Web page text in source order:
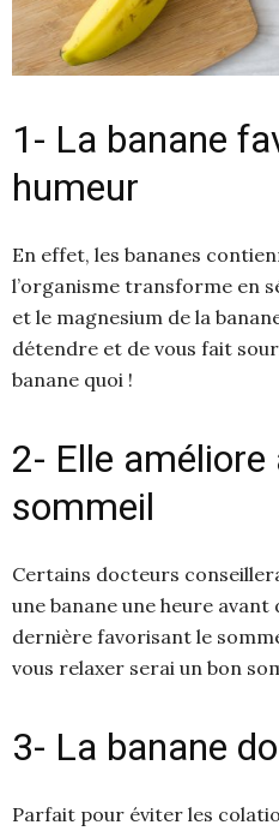
1- La banane
humeur
En effet, les bananes
l’organisme transforme en
et le magnesium de la
détendre et de vous fait
banane quoi !
2- Elle
sommeil
Certains docteurs
une banane une heure avant
dernière favorisant le
vous relaxer serai un bon
3- La banane
Parfait pour éviter les